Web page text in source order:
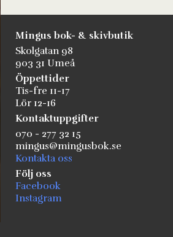
Mingus bok- & skivbutik
Skolgatan 98
903 31 Umeå
Öppettider
Tis-fre 11-17
Lör 12-16
Kontaktuppgifter
070 - 277 32 15
mingus@mingusbok.se
Kontakta oss
Följ oss
Facebook
Instagram